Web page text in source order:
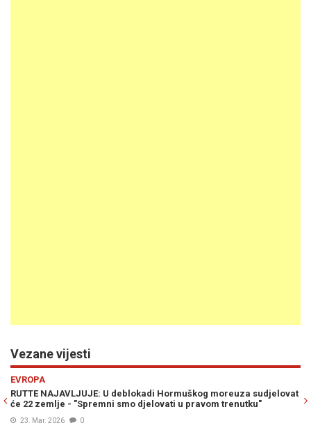
Vezane vijesti
moreuza sudjelovat
trenutku"
DODIK ĆE POZELENITI OD MUKE: Vučić
zajedničke vježbe, neutralnost ostala samo